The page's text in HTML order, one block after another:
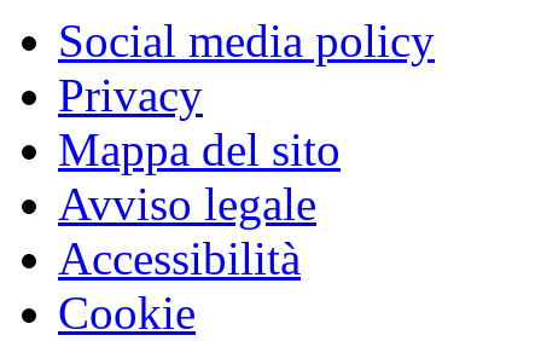
Social media policy
Privacy
Mappa del sito
Avviso legale
Accessibilità
Cookie